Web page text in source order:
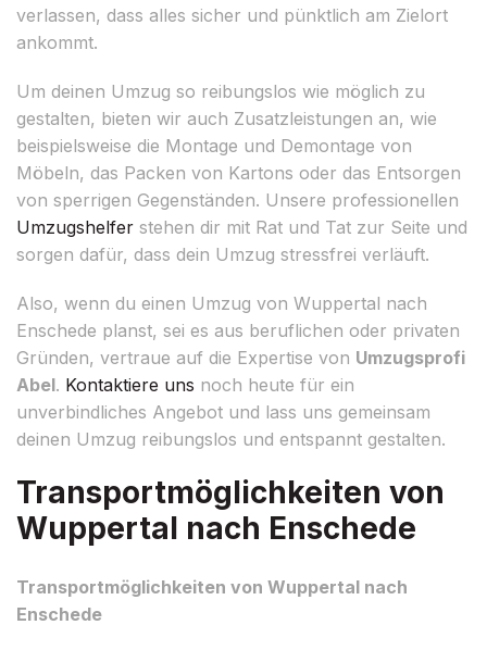
verlassen, dass alles sicher und pünktlich am Zielort
ankommt.
Um deinen Umzug so reibungslos wie möglich zu
gestalten, bieten wir auch Zusatzleistungen an, wie
beispielsweise die Montage und Demontage von
Möbeln, das Packen von Kartons oder das Entsorgen
von sperrigen Gegenständen. Unsere professionellen
Umzugshelfer stehen dir mit Rat und Tat zur Seite und
sorgen dafür, dass dein Umzug stressfrei verläuft.
Also, wenn du einen Umzug von Wuppertal nach
Enschede planst, sei es aus beruflichen oder privaten
Gründen, vertraue auf die Expertise von Umzugsprofi
Abel. Kontaktiere uns noch heute für ein
unverbindliches Angebot und lass uns gemeinsam
deinen Umzug reibungslos und entspannt gestalten.
Transportmöglichkeiten von
Wuppertal nach Enschede
Transportmöglichkeiten von Wuppertal nach
Enschede